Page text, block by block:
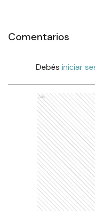
Comentarios
Debés iniciar
Ads